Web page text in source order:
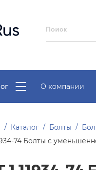
О компании
Каталог Болты
74 Болты с